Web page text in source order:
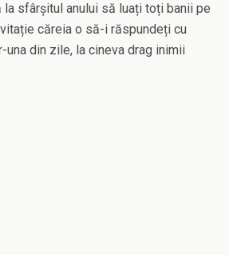
la sfârșitul anului să luați toți banii pe
căreia o să-i răspundeți cu
una din zile, la cineva drag inimii